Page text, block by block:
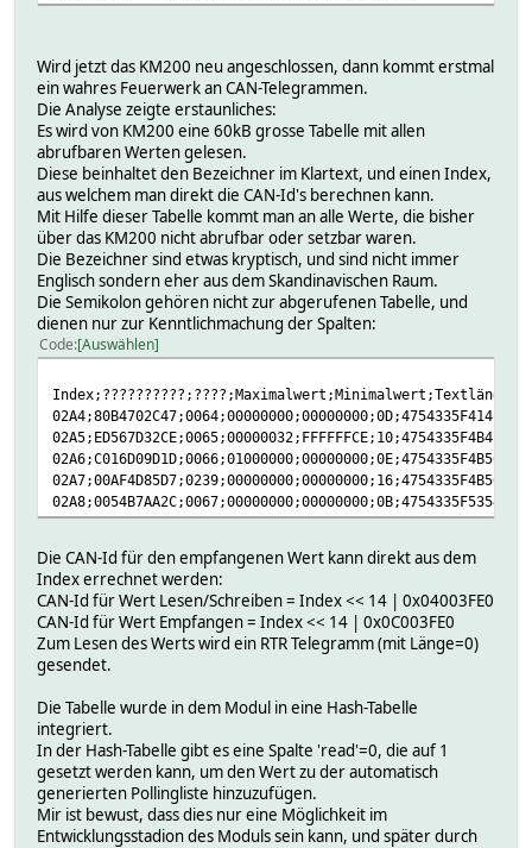
Wird jetzt das KM200 neu angeschlossen, dann kommt erstmal
ein wahres Feuerwerk an CAN-Telegrammen.
Die Analyse zeigte erstaunliches:
Es wird von KM200 eine 60kB grosse Tabelle mit allen
abrufbaren Werten gelesen.
Diese beinhaltet den Bezeichner im Klartext, und einen Index,
aus welchem man direkt die CAN-Id's berechnen kann.
Mit Hilfe dieser Tabelle kommt man an alle Werte, die bisher
über das KM200 nicht abrufbar oder setzbar waren.
Die Bezeichner sind etwas kryptisch, und sind nicht immer
Englisch sondern eher aus dem Skandinavischen Raum.
Die Semikolon gehören nicht zur abgerufenen Tabelle, und
dienen nur zur Kenntlichmachung der Spalten:
Code Auswählen
Die CAN-Id für den empfangenen Wert kann direkt aus dem
Index errechnet werden:
CAN-Id für Wert Lesen/Schreiben = Index << 14 | 0x04003FE0
CAN-Id für Wert Empfangen = Index << 14 | 0x0C003FE0
Zum Lesen des Werts wird ein RTR Telegramm (mit Länge=0)
gesendet.
Die Tabelle wurde in dem Modul in eine Hash-Tabelle
integriert.
In der Hash-Tabelle gibt es eine Spalte 'read'=0, die auf 1
gesetzt werden kann, um den Wert zu der automatisch
generierten Pollingliste hinzuzufügen.
Mir ist bewust, dass dies nur eine Möglichkeit im
Entwicklungsstadion des Moduls sein kann, und später durch